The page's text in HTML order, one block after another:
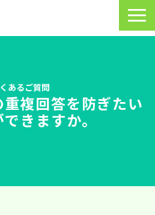
ゼルの使い方
金・プラン
あるご質問
複回答を防ぎたい
きますか。